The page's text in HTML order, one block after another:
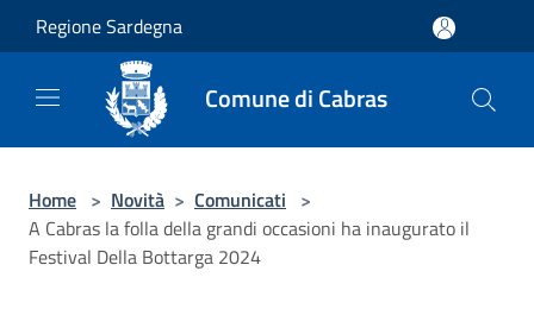
Salta al contenuto principale
Regione Sardegna
Comune di Cabras
Home > Novità > Comunicati >
A Cabras la folla della grandi occasioni ha inaugurato il
Festival Della Bottarga 2024